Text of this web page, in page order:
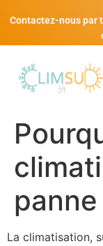
Contactez-nous par
panne
La climatisation,